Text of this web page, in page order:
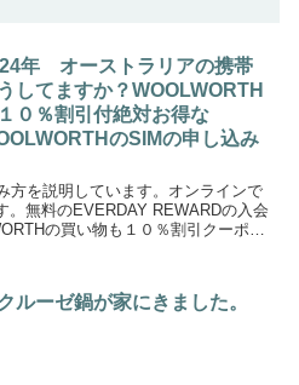
年 オーストラリアの携帯
してますか？WOOLWORTH
０％割引付絶対お得な
のSIMの申し込み
方を説明しています。オンラインで
。無料のEVERDAY REWARDの入会
の買い物も１０％割引クーポン
ルーゼ鍋が家にきました。